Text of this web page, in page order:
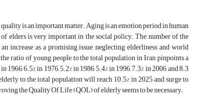
is an important matter. Aging is an emotion period in human
elders is very important in the social policy. The number of the
increase as a promising issue, neglecting elderliness and world
ratio of young people to the total population in Iran pinpoints a
6.5% in 1976, 5.2% in 1986, 5.4% in 1996, 7.3% in 2006, and 8.3
to the total population will reach 10.5% in 2025 and surge to
the Quality Of Life (QOL) of elderly seems to be necessary.